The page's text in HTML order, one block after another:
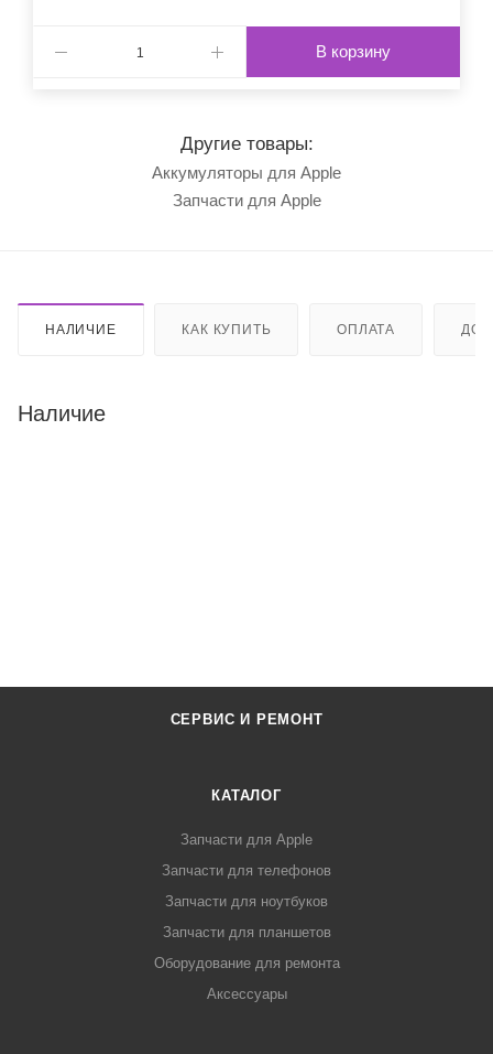
В корзину
Другие товары:
Аккумуляторы для Apple
Запчасти для Apple
НАЛИЧИЕ КАК КУПИТЬ ОПЛАТА
Наличие
СЕРВИС И РЕМОНТ
КАТАЛОГ
Запчасти для Apple
Запчасти для телефонов
Запчасти для ноутбуков
Запчасти для планшетов
Оборудование для ремонта
Аксессуары